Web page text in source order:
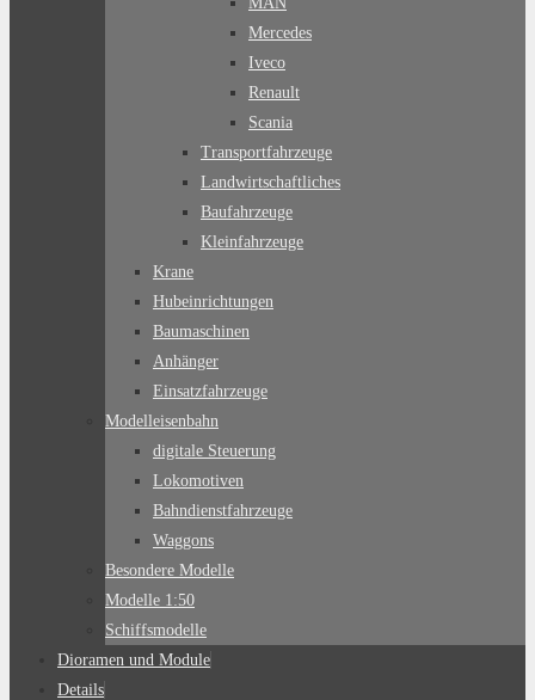
Mercedes
Iveco
Renault
Scania
Transportfahrzeuge
Landwirtschaftliches
Baufahrzeuge
Kleinfahrzeuge
Krane
Hubeinrichtungen
Baumaschinen
Anhänger
Einsatzfahrzeuge
Modelleisenbahn
digitale Steuerung
Lokomotiven
Bahndienstfahrzeuge
Waggons
Besondere Modelle
Modelle 1:50
Schiffsmodelle
Dioramen und Module
Details